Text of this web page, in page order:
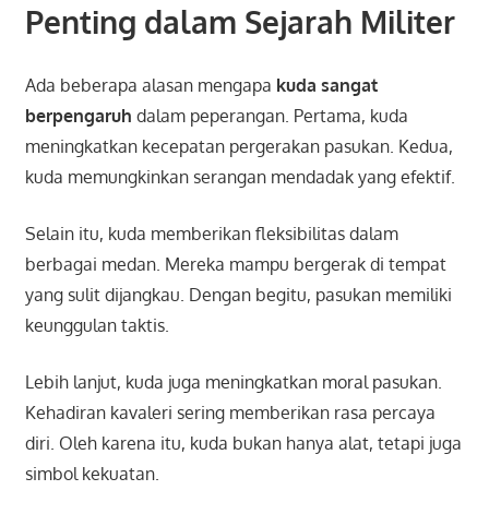
Penting dalam Sejarah Militer
Ada beberapa alasan mengapa kuda sangat
berpengaruh dalam peperangan. Pertama, kuda
meningkatkan kecepatan pergerakan pasukan. Kedua,
kuda memungkinkan serangan mendadak yang efektif.
Selain itu, kuda memberikan fleksibilitas dalam
berbagai medan. Mereka mampu bergerak di tempat
yang sulit dijangkau. Dengan begitu, pasukan memiliki
keunggulan taktis.
Lebih lanjut, kuda juga meningkatkan moral pasukan.
Kehadiran kavaleri sering memberikan rasa percaya
diri. Oleh karena itu, kuda bukan hanya alat, tetapi juga
simbol kekuatan.